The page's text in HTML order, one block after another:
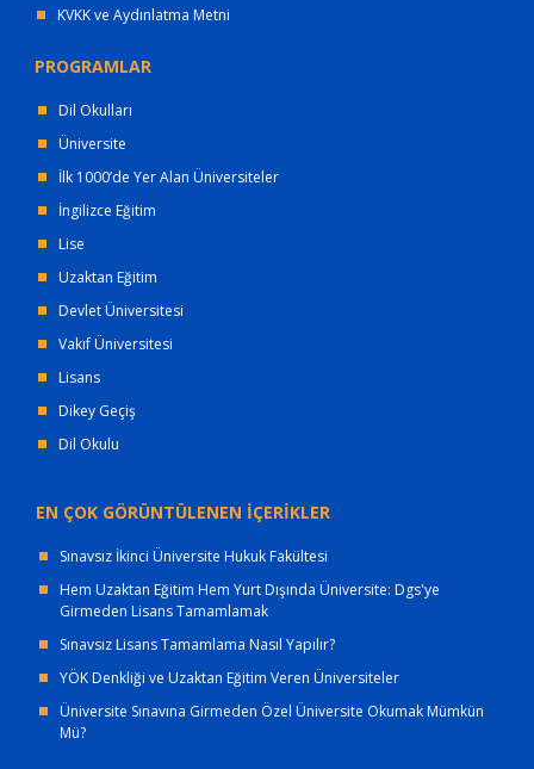
KVKK ve Aydınlatma Metni
PROGRAMLAR
Dil Okulları
Üniversite
İlk 1000’de Yer Alan Üniversiteler
İngilizce Eğitim
Lise
Uzaktan Eğitim
Devlet Üniversitesi
Vakıf Üniversitesi
Lisans
Dikey Geçiş
Dil Okulu
EN ÇOK GÖRÜNTÜLENEN İÇERİKLER
Sınavsız İkinci Üniversite Hukuk Fakültesi
Hem Uzaktan Eğitim Hem Yurt Dışında Üniversite: Dgs'ye
Girmeden Lisans Tamamlamak
Sınavsız Lisans Tamamlama Nasıl Yapılır?
YÖK Denkliği ve Uzaktan Eğitim Veren Üniversiteler
Üniversite Sınavına Girmeden Özel Üniversite Okumak Mümkün
Mü?